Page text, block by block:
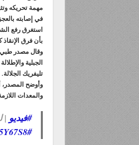
مهمة تحريكه
في إصابته
بأن فرق
وقال مصدر طبي
الجبلية
تليفريك الجلالة.
وأوضح المصدر،
والمعدات
#فيديو |
#صحيفة_الخليج